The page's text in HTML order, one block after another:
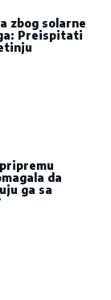
zbog solarne
Preispitati
da
ga sa